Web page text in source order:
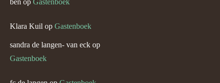
Klara Kuil op Gastenboek
sandra de langen- van eck op
Gastenboek